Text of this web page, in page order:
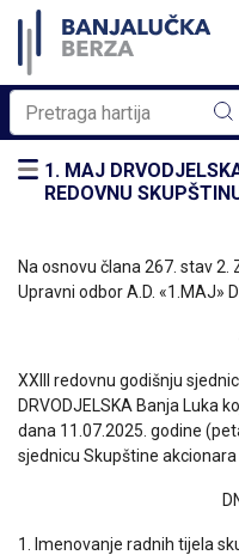
1. MAJ
REDOVNU
Na osnovu člana 267. stav
Upravni odbor A.D. «1.MAJ»
XXIII redovnu godišnju
DRVODJELSKA Banja Luka
dana 11.07.2025. godine
sjednicu Skupštine
1. Imenovanje radnih tijela